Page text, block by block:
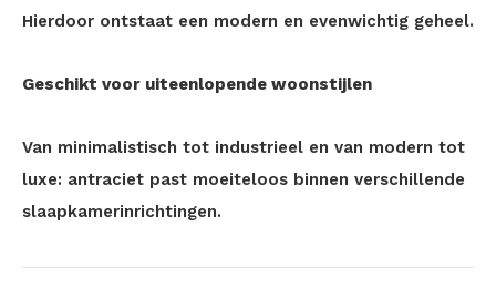
Hierdoor ontstaat een modern en evenwichtig geheel.
Geschikt voor uiteenlopende woonstijlen
Van minimalistisch tot industrieel en van modern tot
luxe: antraciet past moeiteloos binnen verschillende
slaapkamerinrichtingen.